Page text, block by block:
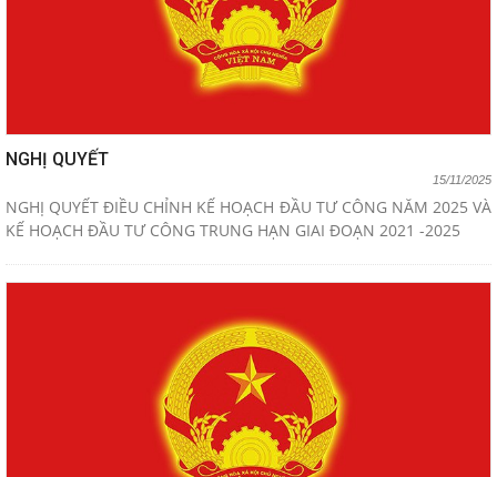
NGHỊ QUYẾT
15/11/2025
NGHỊ QUYẾT ĐIỀU CHỈNH KẾ HOẠCH ĐẦU TƯ CÔNG NĂM 2025 VÀ
KẾ HOẠCH ĐẦU TƯ CÔNG TRUNG HẠN GIAI ĐOẠN 2021 -2025